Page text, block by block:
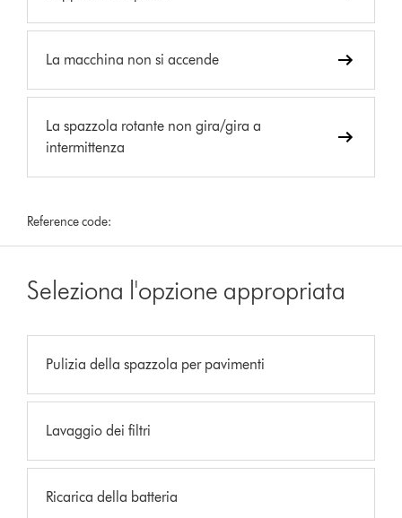
La macchina non si accende
La spazzola rotante non gira/gira a
intermittenza
Reference code:
Seleziona l'opzione appropriata
Pulizia della spazzola per pavimenti
Lavaggio dei filtri
Ricarica della batteria